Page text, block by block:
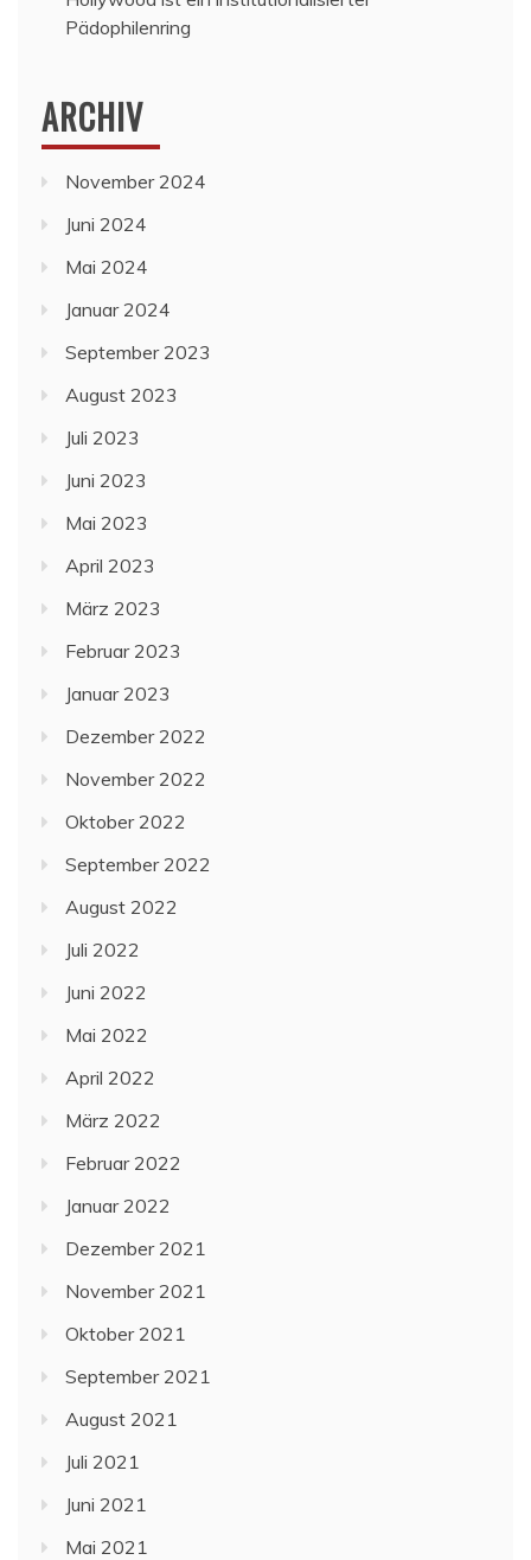
Pädophilenring
ARCHIV
November 2024
Juni 2024
Mai 2024
Januar 2024
September 2023
August 2023
Juli 2023
Juni 2023
Mai 2023
April 2023
März 2023
Februar 2023
Januar 2023
Dezember 2022
November 2022
Oktober 2022
September 2022
August 2022
Juli 2022
Juni 2022
Mai 2022
April 2022
März 2022
Februar 2022
Januar 2022
Dezember 2021
November 2021
Oktober 2021
September 2021
August 2021
Juli 2021
Juni 2021
Mai 2021